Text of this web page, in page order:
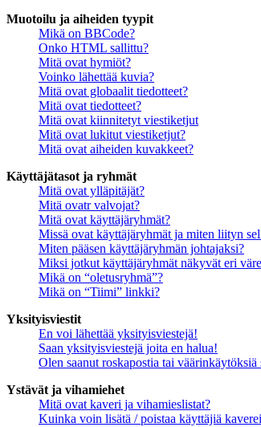
Muotoilu ja aiheiden tyypit
Mikä on BBCode?
Onko HTML sallittu?
Mitä ovat hymiöt?
Voinko lähettää kuvia?
Mitä ovat globaalit tiedotteet?
Mitä ovat tiedotteet?
Mitä ovat kiinnitetyt viestiketjut
Mitä ovat lukitut viestiketjut?
Mitä ovat aiheiden kuvakkeet?
Käyttäjätasot ja ryhmät
Mitä ovat ylläpitäjät?
Mitä ovatr valvojat?
Mitä ovat käyttäjäryhmät?
Missä ovat käyttäjäryhmät ja miten liityn
Miten pääsen käyttäjäryhmän johtajaksi?
Miksi jotkut käyttäjäryhmät näkyvät eri
Mikä on “oletusryhmä”?
Mikä on “Tiimi” linkki?
Yksityisviestit
En voi lähettää yksityisviestejä!
Saan yksityisviestejä joita en halua!
Olen saanut roskapostia tai
Ystävät ja vihamiehet
Mitä ovat kaveri ja vihamieslistat?
Kuinka voin lisätä / poistaa käyttäjiä